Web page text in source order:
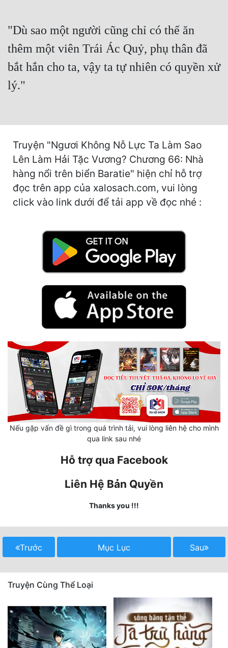
Dị Giới
Dị Năng
Gia Đấu
Góc Nhìn Nam
Huyền Nghi
Huyền Ảo
Hài Hước
Khoa Huyễn Không Gian
Kỳ Ảo
Linh Dị
Làm Giàu
Lịch Sử
Phong Thủy - Tâm Linh
Phản Phái
Quan Trường
"Dù sao một người cũng chỉ có thể ăn
thêm một viên Trái Ác Quỷ, phụ thân đã
bắt hắn cho ta, vậy ta tự nhiên có quyền xử
lý."
Truyện "Ngươi Không Nỗ Lực Ta Làm Sao
Lên Làm Hải Tặc Vương? Chương 66: Nhà
hàng nổi trên biển Baratie" hiện chỉ hỗ trợ
đọc trên app của xalosach.com, vui lòng
click vào link dưới để tải app về đọc nhé :
Nếu gặp vấn đề gì trong quá trình tải, vui lòng liên hệ cho mình
qua link sau nhé
Hỗ trợ qua Facebook
Liên Hệ Bản Quyền
Thanks you !!!
Trước Mục Lục Sau
Truyện Cùng Thể Loại